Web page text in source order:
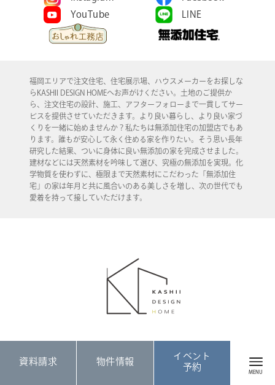
YouTube
LINE
福岡エリアで注文住宅、住宅展示場、ハウスメーカーをお探しな
らKASHII DESIGN HOMEへお声がけください。土地のご提供か
ら、注文住宅の設計、施工、アフターフォローまで一貫してサー
ビスを提供させていただきます。より良い暮らし、より良い家づ
くりを一緒に始めませんか？私たちは無添加住宅の加盟店でもあ
ります。誰もが安心して永く住める家を作りたい。そう思い長年
研究した結果、ついに身体に良い無添加の家を完成させました。
建材などには天然素材を吟味して選び、究極の無添加を実現。化
学物質を使わずに、極限まで天然素材にこだわった「無添加住
宅」の家は年月と共に風合いのある美しさを増し、次の世代でも
愛着を持って接していただけます。
KASHII DESIGN HOME
福岡県糟屋郡久山町大字久原3766 Google Map
資料請求 物件情報
イベント
予約